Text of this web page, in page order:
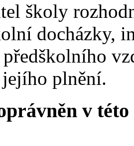
školy
docházky,
jejího plnění.
v